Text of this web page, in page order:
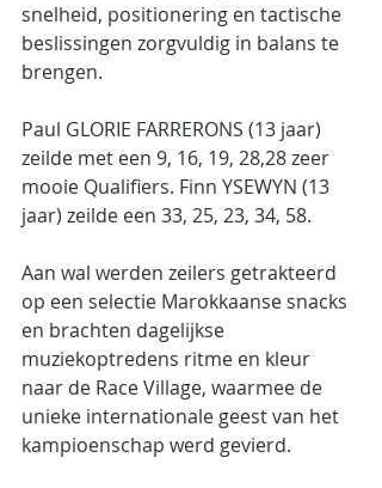
snelheid, positionering en tactische
beslissingen zorgvuldig in balans te
brengen.
Paul GLORIE FARRERONS (13 jaar)
zeilde met een 9, 16, 19, 28,28 zeer
mooie Qualifiers. Finn YSEWYN (13
jaar) zeilde een 33, 25, 23, 34, 58.
Aan wal werden zeilers getrakteerd
op een selectie Marokkaanse snacks
en brachten dagelijkse
muziekoptredens ritme en kleur
naar de Race Village, waarmee de
unieke internationale geest van het
kampioenschap werd gevierd.